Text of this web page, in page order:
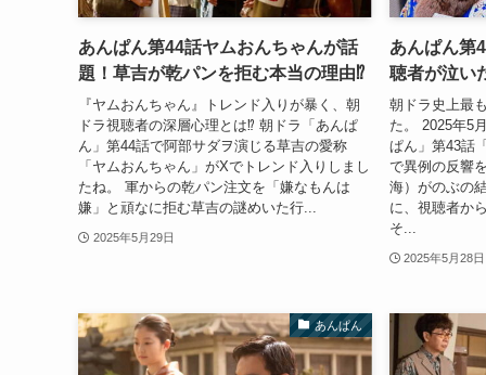
あんぱん第44話ヤムおんちゃんが話
題！草吉が乾パンを拒む本当の理由⁉
『ヤムおんちゃん』トレンド入りが暴く、朝
ドラ視聴者の深層心理とは⁉ 朝ドラ「あんぱ
ん」第44話で阿部サダヲ演じる草吉の愛称
「ヤムおんちゃん」がXでトレンド入りしまし
たね。 軍からの乾パン注文を「嫌なもんは
嫌」と頑なに拒む草吉の謎めいた行...
2025年5月29日
あんぱん第
聴者が泣い
朝ドラ史上最
た。 2025年5
ぱん」第43話
で異例の反響
海）がのぶの
に、視聴者か
そ...
2025年5月28日
あんぱん